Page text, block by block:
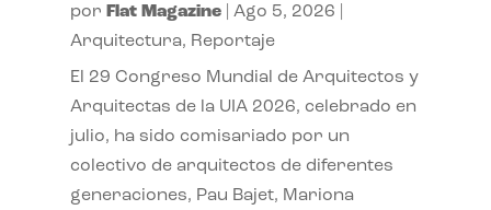
por Flat Magazine| Ago 5, 2026
Arquitectura, Reportaje
El 29 Congreso Mundial de Arquitectos y
Arquitectas de la UIA 2026, celebrado en
julio, ha sido comisariado por un
colectivo de arquitectos de diferentes
generaciones, Pau Bajet, Mariona